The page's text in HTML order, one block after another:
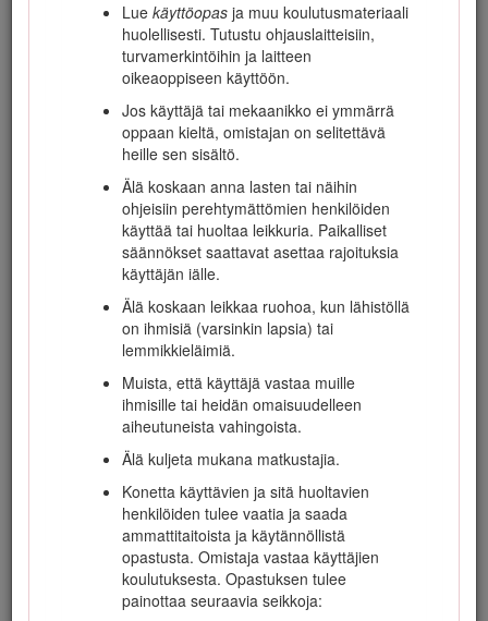
Lue käyttöopas ja muu koulutusmateriaali
huolellisesti. Tutustu ohjauslaitteisiin,
turvamerkintöihin ja laitteen
oikeaoppiseen käyttöön.
Jos käyttäjä tai mekaanikko ei ymmärrä
oppaan kieltä, omistajan on selitettävä
heille sen sisältö.
Älä koskaan anna lasten tai näihin
ohjeisiin perehtymättömien henkilöiden
käyttää tai huoltaa leikkuria. Paikalliset
säännökset saattavat asettaa rajoituksia
käyttäjän iälle.
Älä koskaan leikkaa ruohoa, kun lähistöllä
on ihmisiä (varsinkin lapsia) tai
lemmikkieläimiä.
Muista, että käyttäjä vastaa muille
ihmisille tai heidän omaisuudelleen
aiheutuneista vahingoista.
Älä kuljeta mukana matkustajia.
Konetta käyttävien ja sitä huoltavien
henkilöiden tulee vaatia ja saada
ammattitaitoista ja käytännöllistä
opastusta. Omistaja vastaa käyttäjien
koulutuksesta. Opastuksen tulee
painottaa seuraavia seikkoja:
Aina kun tarvitset huoltoa, alkuperäisiä Toro-varaosia tai
lisätietoja, ota yhteys valtuutettuun huoltoliikkeeseen tai
Toron asiakaspalveluun. Ota tällöin tuotteen malli- ja
sarjanumerot valmiiksi esiin. Kuva1näyttää laitteen malli ja
sarjanumeron sijainnin. Kirjoita numerot annettuun tilaan.
Kuva 1
Malli- ja sarjanumeron sijainti
Tässä käyttöoppaassa esiintyvä varoitusmerkintä (Kuva
ilmaisee vaaratilannetta, josta saattaa olla seurauksena
vakava tapaturma tai jopa kuolema, jos suositellut
varotoimenpiteet laiminlyödään.
Kuva 2